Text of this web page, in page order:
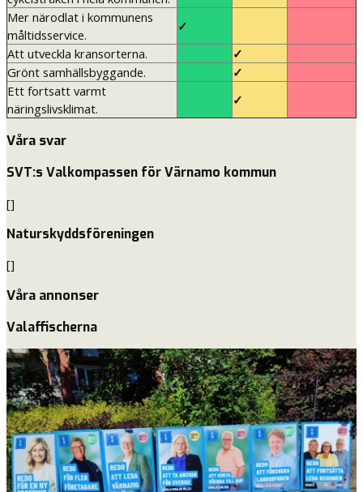
Mer närodlat i kommunens
måltidsservice.
✓
Att utveckla kransorterna.
✓
Grönt samhällsbyggande.
✓
Ett fortsatt varmt
näringslivsklimat.
✓
Våra svar
SVT:s Valkompassen för Värnamo kommun
[]
Naturskyddsföreningen
[]
Våra annonser
Valaffischerna